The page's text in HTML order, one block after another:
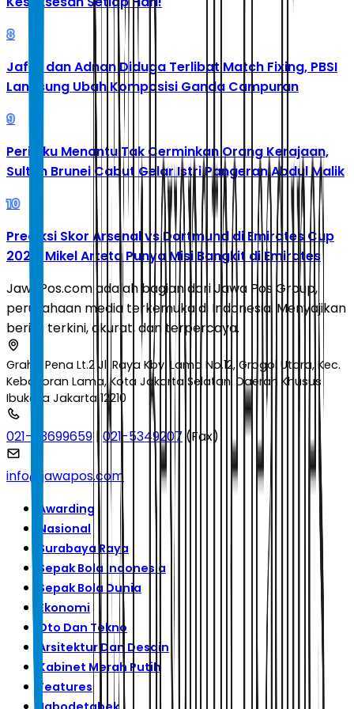
8
Jafar dan Adnan Diduga Terlibat Match Fixing, PBSI
Langsung Ubah Komposisi Ganda Campuran
9
Perilaku Menantu Tak Cerminkan Orang Kerajaan,
Sultan Brunei Cabut Gelar Istri Pangeran Abdul Malik
10
Prediksi Skor Arsenal vs Dortmund di Emirates Cup
2026: Mikel Arteta Punya Misi Bangkit di Emirates
JawaPos.com adalah bagian dari Jawa Pos Group,
perusahaan media terkemuka di Indonesia. Menyajikan
berita terkini, akurat, dan terpercaya.
Graha Pena Lt.2 Jl. Raya Kby. Lama No.12, Grogol Utara, Kec.
Kebayoran Lama, Kota Jakarta Selatan, Daerah Khusus
Ibukota Jakarta 12210
021-53699659 | 021-5349207 (Fax)
info@jawapos.com
Awarding
Nasional
Surabaya Raya
Sepak Bola Indonesia
Sepak Bola Dunia
Ekonomi
Oto Dan Tekno
Arsitektur Dan Desain
Kabinet Merah Putih
Features